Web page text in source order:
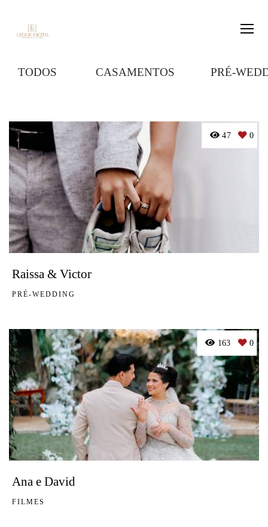
TODOS CASAMENTOS PRÉ-
Raissa & Victor
PRÉ-WEDDING
47 0
Ana e David
FILMES
163 0